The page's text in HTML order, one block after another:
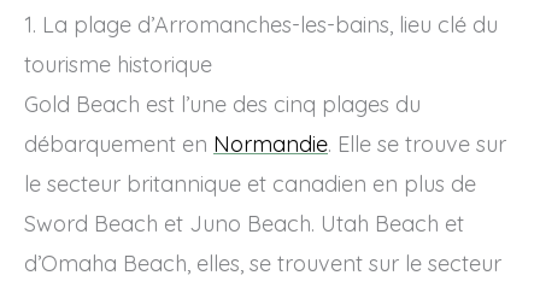
1. La plage d’Arromanches-les-bains, lieu clé du
tourisme historique
Gold Beach est l’une des cinq plages du
débarquement en Normandie. Elle se trouve sur
le secteur britannique et canadien en plus de
Sword Beach et Juno Beach. Utah Beach et
d’Omaha Beach, elles, se trouvent sur le secteur